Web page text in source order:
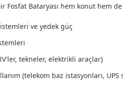
Fosfat Bataryası hem konut hem
ve yedek güç
tekneler, elektrikli araçlar)
(telekom baz istasyonları, UPS